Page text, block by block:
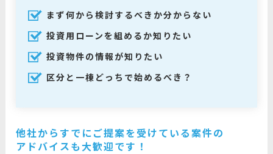
まず何から検討するべきか分からない
投資用ローンを組めるか知りたい
投資物件の情報が知りたい
区分と一棟どっちで始めるべき？
他社からすでにご提案を受けている案件の
アドバイスも大歓迎です！